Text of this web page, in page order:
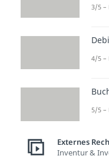
dir,
3/5 –
4/5 –
5/5 –
Externes
Inventur &